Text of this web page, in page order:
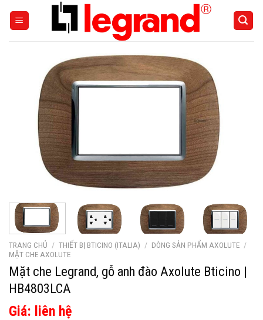
TRANG CHỦ / THIẾT BỊ BTICINO (ITALIA) / DÒNG SẢN PHẨM AXOLUTE /
MẶT CHE AXOLUTE
Mặt che Legrand, gỗ anh đào Axolute Bticino |
HB4803LCA
Giá: liên hệ